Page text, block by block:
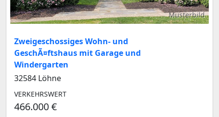
Musterbild
Zweigeschossiges Wohn- und
GeschÃ¤ftshaus mit Garage und
Windergarten
32584 Löhne
VERKEHRSWERT
466.000 €